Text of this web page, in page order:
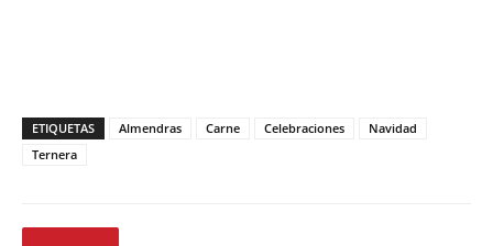
ETIQUETAS Almendras Carne Celebraciones
Navidad
Ternera